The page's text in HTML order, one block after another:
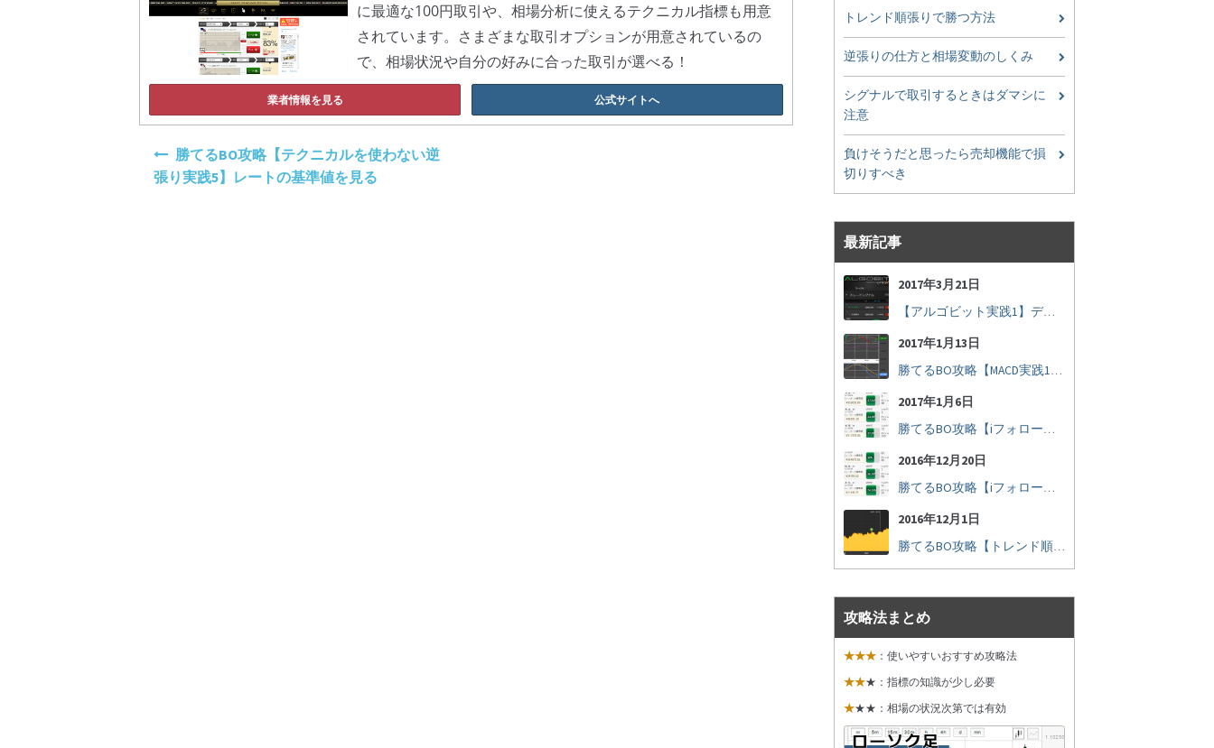
に最適な100円取引や、相場分析に使えるテクニカル指標も用意
されています。さまざまな取引オプションが用意されているの
で、相場状況や自分の好みに合った取引が選べる！
業者情報を見る 公式サイトへ
投
稿
ナ
勝てるBO攻略【テクニカルを使わない逆
張り実践5】レートの基準値を見る
トレンド順張りで勝つ方法
逆張りの仕方と相場変動のしくみ
シグナルで取引するときはダマシに
注意
負けそうだと思ったら売却機能で損
切りすべき
最新記事
2017年3月21日
【アルゴビット実践1】デフォルト設定で30秒取引
2017年1月13日
勝てるBO攻略【MACD実践16】30秒取引で勝つには
2017年1月6日
勝てるBO攻略【iフォロー実践17】フォロワーの少ない人をフォローする
2016年12月20日
勝てるBO攻略【iフォロー実践16】勝てるトレーダーを見抜く
2016年12月1日
勝てるBO攻略【トレンド順張り実践35】下落からの反発を見極める
攻略法まとめ
★★★ ：使いやすいおすすめ攻略法
★★★：指標の知識が少し必要
★★★：相場の状況次第では有効